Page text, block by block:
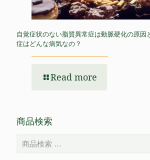
自覚症状のない脂質異常症は動脈硬化の原因
症はどんな病気なの？
Read more
商品検索